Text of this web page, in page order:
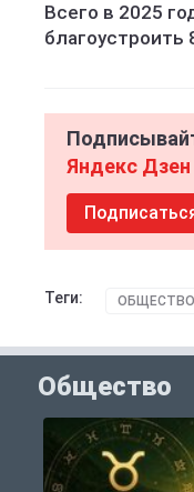
Всего в 2025
благоустроить
Яндекс Дзен
Теги: ОБЩЕСТВО
Общество